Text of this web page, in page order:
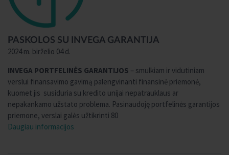
PASKOLOS SU INVEGA GARANTIJA
2024 m. birželio 04 d.
INVEGA PORTFELINĖS GARANTIJOS – smulkiam ir vidutiniam
verslui finansavimo gavimą palengvinanti finansinė priemonė,
kuomet jis susiduria su kredito unijai nepatrauklaus ar
nepakankamo užstato problema. Pasinaudoję portfelinės garantijos
priemone, verslai galės užtikrinti 80
Daugiau informacijos